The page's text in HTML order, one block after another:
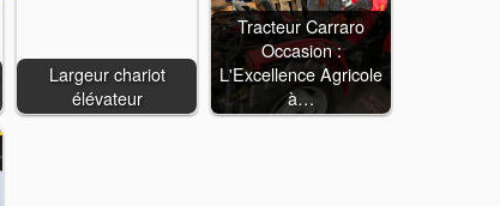
Largeur chariot
élévateur
Tracteur Carraro
Occasion :
L'Excellence Agricole
à…